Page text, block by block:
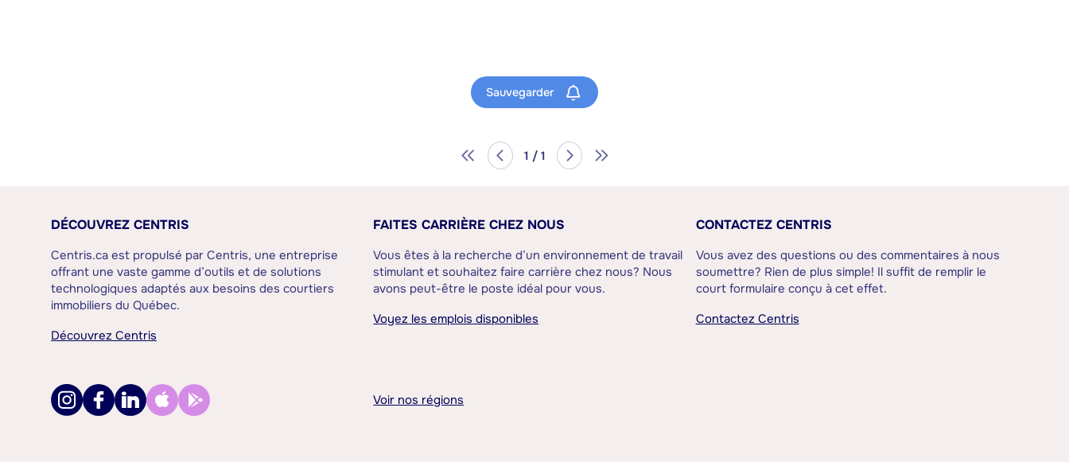
Sauvegarder
1 / 1
DÉCOUVREZ CENTRIS
Centris.ca est propulsé par Centris, une entreprise
offrant une vaste gamme d’outils et de solutions
technologiques adaptés aux besoins des courtiers
immobiliers du Québec.
Découvrez Centris
FAITES CARRIÈRE CHEZ NOUS
Vous êtes à la recherche d’un environnement de travail
stimulant et souhaitez faire carrière chez nous? Nous
avons peut-être le poste idéal pour vous.
Voyez les emplois disponibles
CONTACTEZ CENTRIS
Vous avez des questions ou des commentaires à nous
soumettre? Rien de plus simple! Il suffit de remplir le
court formulaire conçu à cet effet.
Contactez Centris
Voir nos régions